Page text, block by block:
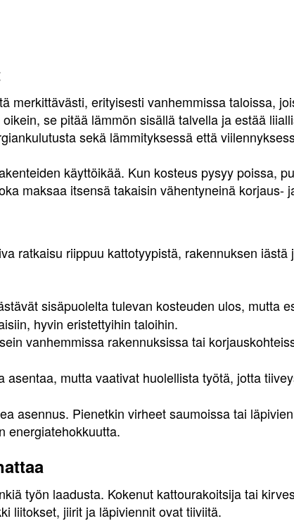
merkittävästi, erityisesti vanhemmissa taloissa,
se pitää lämmön sisällä talvella ja estää
sekä lämmityksessä että
käyttöikää. Kun kosteus pysyy poissa,
maksaa itsensä takaisin vähentyneinä korjaus-
ratkaisu riippuu kattotyypistä, rakennuksen
sisäpuolelta tulevan kosteuden ulos, mutta
hyvin eristettyihin taloihin.
vanhemmissa rakennuksissa tai
asentaa, mutta vaativat huolellista työtä, jotta
asennus. Pienetkin virheet saumoissa tai
energiatehokkuutta.
työn laadusta. Kokenut kattourakoitsija tai
liitokset, jiirit ja läpiviennit ovat tiiviitä.